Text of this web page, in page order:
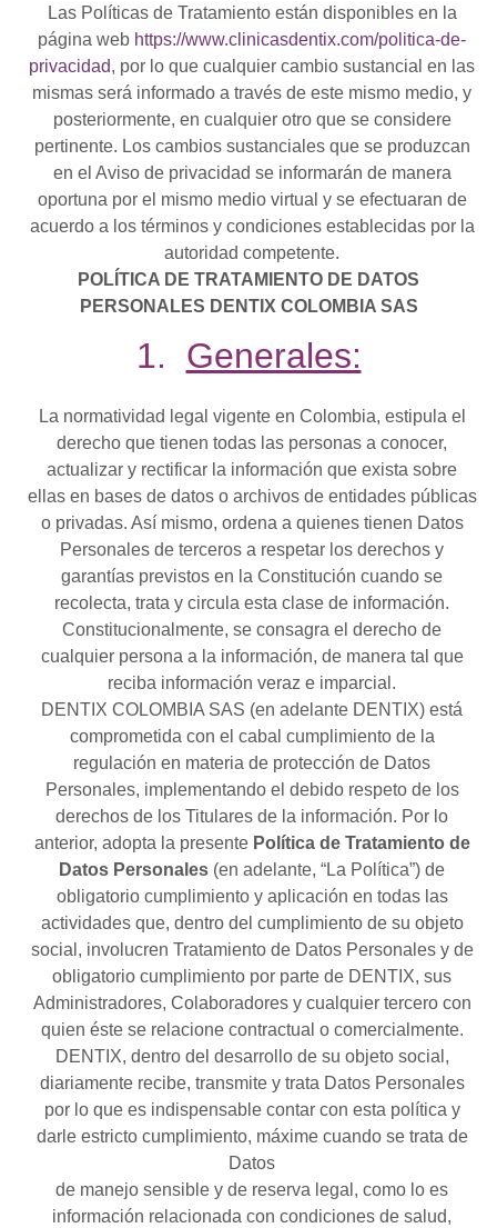
Las Políticas de Tratamiento están disponibles en la
página web https://www.clinicasdentix.com/politica-de-
privacidad, por lo que cualquier cambio sustancial en las
mismas será informado a través de este mismo medio, y
posteriormente, en cualquier otro que se considere
pertinente. Los cambios sustanciales que se produzcan
en el Aviso de privacidad se informarán de manera
oportuna por el mismo medio virtual y se efectuaran de
acuerdo a los términos y condiciones establecidas por la
autoridad competente.
POLÍTICA DE TRATAMIENTO DE DATOS
PERSONALES DENTIX COLOMBIA SAS
1. Generales:
La normatividad legal vigente en Colombia, estipula el
derecho que tienen todas las personas a conocer,
actualizar y rectificar la información que exista sobre
ellas en bases de datos o archivos de entidades públicas
o privadas. Así mismo, ordena a quienes tienen Datos
Personales de terceros a respetar los derechos y
garantías previstos en la Constitución cuando se
recolecta, trata y circula esta clase de información.
Constitucionalmente, se consagra el derecho de
cualquier persona a la información, de manera tal que
reciba información veraz e imparcial.
DENTIX COLOMBIA SAS (en adelante DENTIX) está
comprometida con el cabal cumplimiento de la
regulación en materia de protección de Datos
Personales, implementando el debido respeto de los
derechos de los Titulares de la información. Por lo
anterior, adopta la presente Política de Tratamiento de
Datos Personales (en adelante, “La Política”) de
obligatorio cumplimiento y aplicación en todas las
actividades que, dentro del cumplimiento de su objeto
social, involucren Tratamiento de Datos Personales y de
obligatorio cumplimiento por parte de DENTIX, sus
Administradores, Colaboradores y cualquier tercero con
quien éste se relacione contractual o comercialmente.
DENTIX, dentro del desarrollo de su objeto social,
diariamente recibe, transmite y trata Datos Personales
por lo que es indispensable contar con esta política y
darle estricto cumplimiento, máxime cuando se trata de
Datos
de manejo sensible y de reserva legal, como lo es
información relacionada con condiciones de salud,